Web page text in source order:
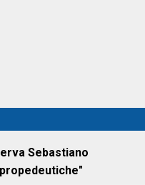
Sebastiano